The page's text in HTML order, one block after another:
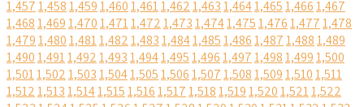
1,4571,4581,4591,4601,4611,4621,4631,4641,4651,4661,467
1,4681,4691,4701,4711,4721,4731,4741,4751,4761,4771,478
1,4791,4801,4811,4821,4831,4841,4851,4861,4871,4881,489
1,4901,4911,4921,4931,4941,4951,4961,4971,4981,4991,500
1,5011,5021,5031,5041,5051,5061,5071,5081,5091,5101,511
1,5121,5131,5141,5151,5161,5171,5181,5191,5201,5211,522